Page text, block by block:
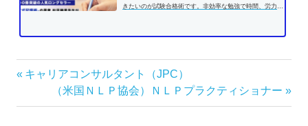
きたいのが試験合格術です。非効率な勉強で時間、労力を
投
ナ
前
記
キャリアコンサルタント（JPC）
次
の
（米国ＮＬＰ協会）ＮＬＰプラクティショナー